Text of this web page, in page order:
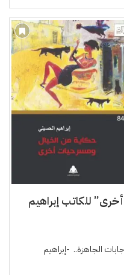
للكاتب إبراهيم
الجاهزة.. -إبراهيم